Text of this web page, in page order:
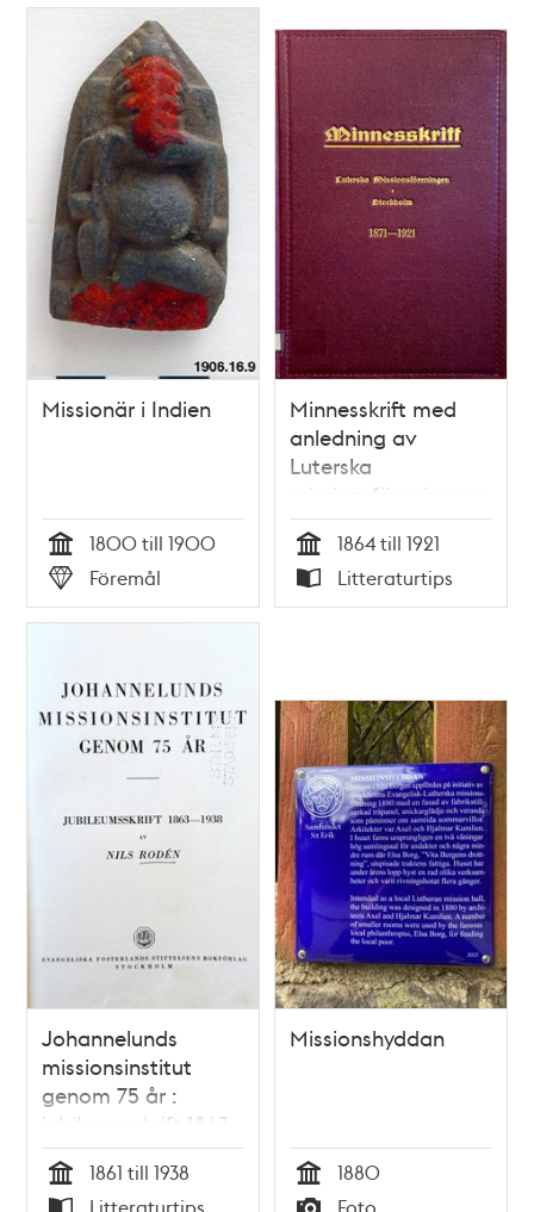
Missionär i Indien
Tid
1800 till 1900
Typ
Föremål
Minnesskrift med
anledning av
Luterska
missionsföreningens
i Stockholm
femtioåriga tillvaro
1921
Tid
1864 till 1921
Typ
Litteraturtips
Johannelunds
missionsinstitut
genom 75 år :
jubileumsskrift 1863-
1938 / Nils Rodén
Tid
1861 till 1938
Litteraturtips
Missionshyddan
Tid
1880
Foto